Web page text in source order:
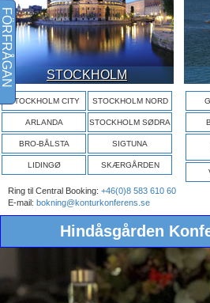
STOCKHOLM
STOCKHOLM CITY STOCKHOLM NORD
ARLANDA STOCKHOLM SØDRA
BRO-BÅLSTA SIGTUNA
LIDINGØ SKÆRGÅRDEN
Ring til Central Booking: +46(0)8 583 610 60
E-mail: bokning@konturkonferens.se
Hindåsgården
FÖRFRÅGAN